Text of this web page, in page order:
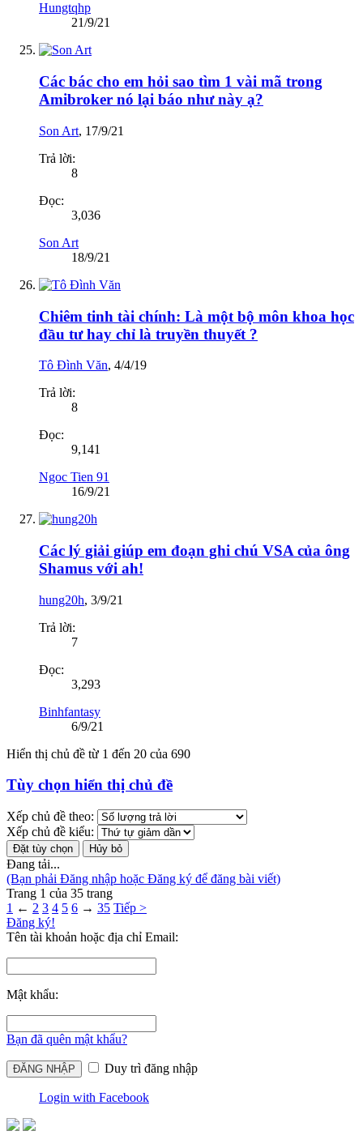
Hungtqhp
21/9/21
Các bác cho em hỏi sao tìm 1 vài mã trong
Amibroker nó lại báo như này ạ?
Son Art, 17/9/21
Trả lời:
8
Đọc:
3,036
Son Art
18/9/21
Chiêm tinh tài chính: Là một bộ môn khoa học
đầu tư hay chỉ là truyền thuyết ?
Tô Đình Văn, 4/4/19
Trả lời:
8
Đọc:
9,141
Ngoc Tien 91
16/9/21
Các lý giải giúp em đoạn ghi chú VSA của ông
Shamus với ah!
hung20h, 3/9/21
Trả lời:
7
Đọc:
3,293
Binhfantasy
6/9/21
Hiển thị chủ đề từ 1 đến 20 của 690
Tùy chọn hiển thị chủ đề
Xếp chủ đề theo:
Xếp chủ đề kiểu:
Đang tải...
(Bạn phải Đăng nhập hoặc Đăng ký để đăng bài viết)
Trang 1 của 35 trang
1 ← 2 3 4 5 6 → 35 Tiếp >
Đăng ký!
Tên tài khoản hoặc địa chỉ Email:
Mật khẩu:
Bạn đã quên mật khẩu?
Duy trì đăng nhập
Login with Facebook